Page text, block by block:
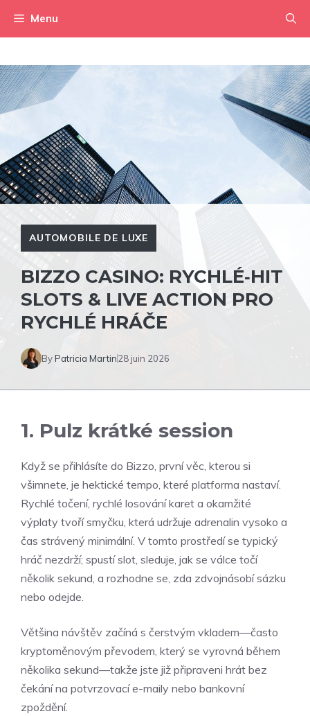
Menu
AUTOMOBILE DE LUXE
BIZZO CASINO: RYCHLÉ‑HIT
SLOTS & LIVE ACTION PRO
RYCHLÉ HRÁČE
ByPatricia Martin28 juin 2026
1. Pulz krátké session
Když se přihlásíte do Bizzo, první věc, kterou si
všimnete, je hektické tempo, které platforma nastaví.
Rychlé točení, rychlé losování karet a okamžité
výplaty tvoří smyčku, která udržuje adrenalin vysoko a
čas strávený minimální. V tomto prostředí se typický
hráč nezdrží; spustí slot, sleduje, jak se válce točí
několik sekund, a rozhodne se, zda zdvojnásobí sázku
nebo odejde.
Většina návštěv začíná s čerstvým vkladem—často
kryptoměnovým převodem, který se vyrovná během
několika sekund—takže jste již připraveni hrát bez
čekání na potvrzovací e-maily nebo bankovní
zpoždění.